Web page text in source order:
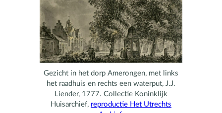
Gezicht in het dorp Amerongen, met links
het raadhuis en rechts een waterput, J.J.
Liender, 1777. Collectie Koninklijk
Huisarchief, reproductie Het Utrechts